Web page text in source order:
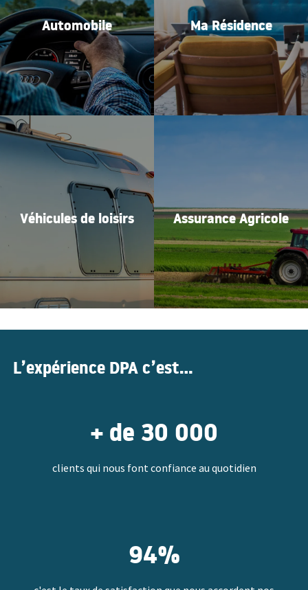
Automobile Ma Résidence
Véhicules de loisirs Assurance Agricole
L’expérience DPA c’est…
+ de 30 000
clients qui nous font confiance au quotidien
94%